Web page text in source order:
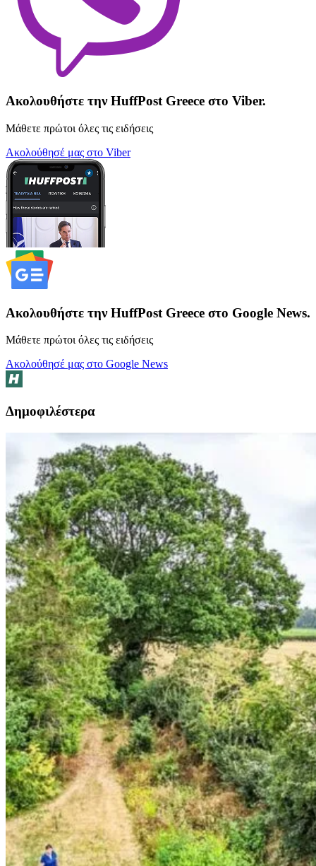
Ακολουθήστε την HuffPost Greece στο Viber.
Μάθετε πρώτοι όλες τις ειδήσεις
Ακολούθησέ μας στο Viber
Ακολουθήστε την HuffPost Greece στο Google News.
Μάθετε πρώτοι όλες τις ειδήσεις
Ακολούθησέ μας στο Google News
Δημοφιλέστερα